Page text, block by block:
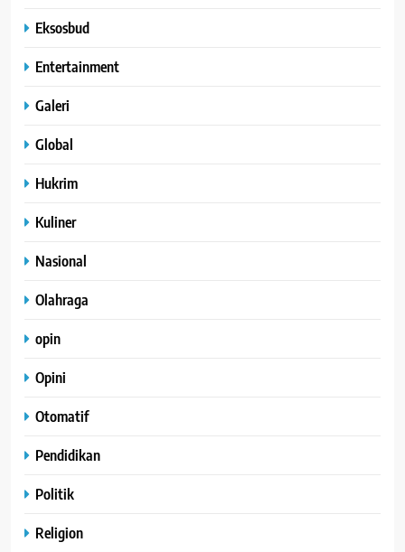
Eksosbud
Entertainment
Galeri
Global
Hukrim
Kuliner
Nasional
Olahraga
opin
Opini
Otomatif
Pendidikan
Politik
Religion